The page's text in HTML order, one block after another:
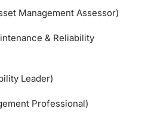
Management Assessor)
& Reliability
Leader)
Professional)